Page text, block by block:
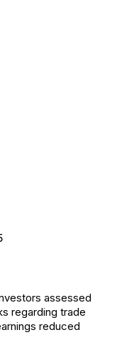
assessed
regarding trade
reduced